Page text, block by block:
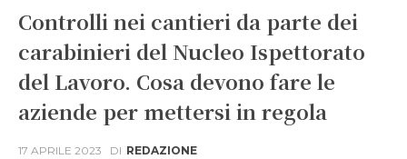
Controlli nei cantieri da parte dei
carabinieri del Nucleo Ispettorato
del Lavoro. Cosa devono fare le
aziende per mettersi in regola
17 APRILE 2023 DI REDAZIONE